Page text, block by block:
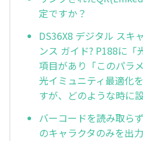
定ですか？
DS36X8 デジタル スキ
ンス ガイド? P188に「
項目があり「このパラ
光イミュニティ最適化
すが、どのような時に
バーコードを読み取ら
のキャラクタのみを出